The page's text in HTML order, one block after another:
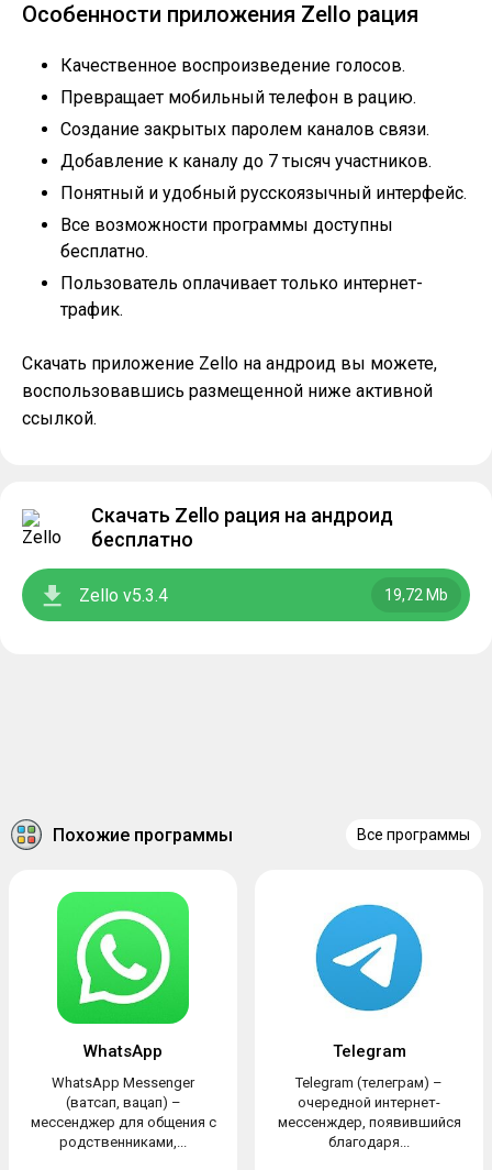
Особенности приложения Zello рация
Качественное воспроизведение голосов.
Превращает мобильный телефон в рацию.
Создание закрытых паролем каналов связи.
Добавление к каналу до 7 тысяч участников.
Понятный и удобный русскоязычный интерфейс.
Все возможности программы доступны
бесплатно.
Пользователь оплачивает только интернет-
трафик.
Скачать приложение Zello на андроид вы можете,
воспользовавшись размещенной ниже активной
ссылкой.
Скачать Zello рация на андроид
бесплатно
Zello v5.3.4 19,72 Mb
Похожие программы Все программы
WhatsApp
WhatsApp Messenger
(ватсап, вацап) –
мессенджер для общения с
родственниками,...
Telegram
Telegram (телеграм) –
очередной интернет-
мессенждер, появившийся
благодаря...